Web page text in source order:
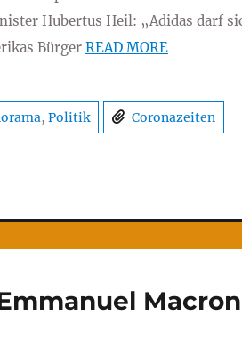
Hubertus Heil: „Adidas darf
Bürger READ MORE
, Politik Coronazeiten
Macron